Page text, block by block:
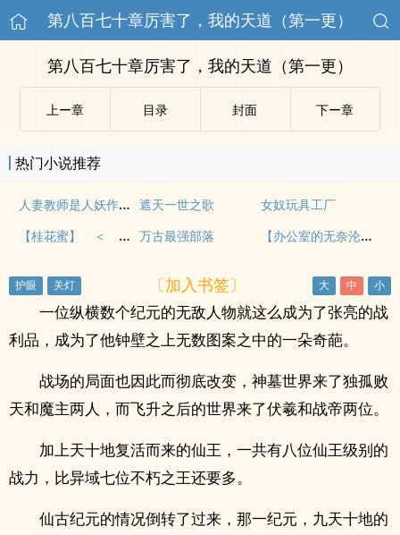
第八百七十章厉害了，我的天道（第一更）
第八百七十章厉害了，我的天道（第一更）
上ー章 目录 封面 下ー章
热门小说推荐
人妻教师是人妖作者雅琪 遮天一世之歌 女奴玩具工厂
【桂花蜜】 ＜ 全集第一部完整版 ＞ 万古最强部落 【办公室的无奈沦陷】【完】
〔加入书签〕
一位纵横数个纪元的无敌人物就这么成为了张亮的战
利品，成为了他钟壁之上无数图案之中的一朵奇葩。
战场的局面也因此而彻底改变，神墓世界来了独孤败
天和魔主两人，而飞升之后的世界来了伏羲和战帝两位。
加上天十地复活而来的仙王，一共有八位仙王级别的
战力，比异域七位不朽之王还要多。
仙古纪元的情况倒转了过来，那一纪元，九天十地的